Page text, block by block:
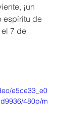
¡un
espíritu de
7 de
e5ce33_e0
480p/m